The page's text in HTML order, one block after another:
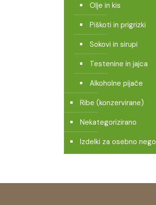
Olje in kis
Piškoti in prigrizki
Sokovi in sirupi
Testenine in jajca
Alkoholne pijače
Ribe (konzervirane)
Nekategorizirano
Izdelki za osebno nego